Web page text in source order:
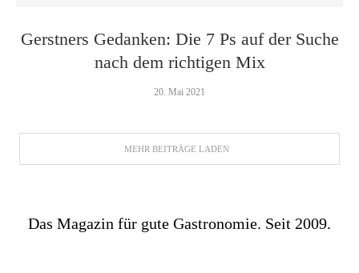
Gerstners Gedanken: Die 7 Ps auf der Suche
nach dem richtigen Mix
20. Mai 2021
MEHR BEITRÄGE LADEN
Das Magazin für gute Gastronomie. Seit 2009.